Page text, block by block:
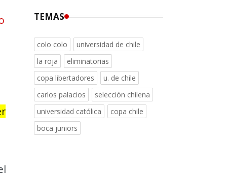
TEMAS
colo colo
universidad de chile
la roja
eliminatorias
copa libertadores
u. de chile
carlos palacios
selección chilena
universidad católica
copa chile
boca juniors